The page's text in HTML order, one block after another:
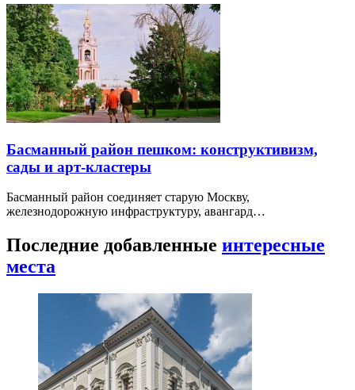
Басманный район пешком: конструктивизм,
сады и арт-кластеры
Басманный район соединяет старую Москву,
железнодорожную инфраструктуру, авангард…
Последние добавленные интересные
места